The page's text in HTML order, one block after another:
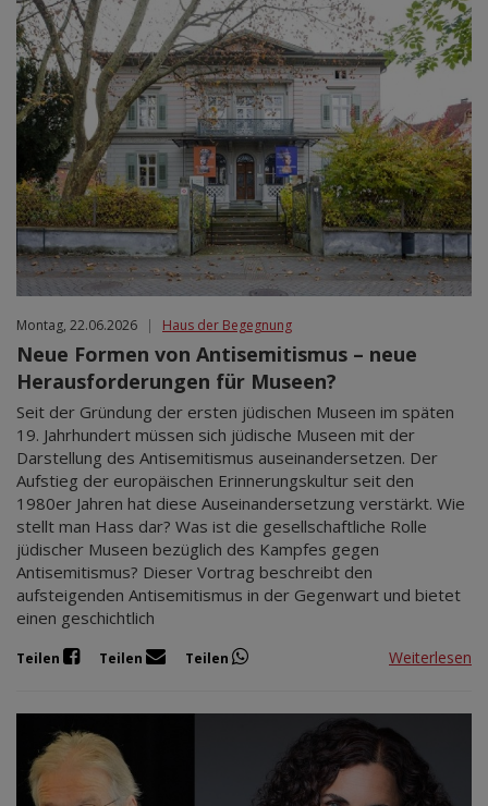
Montag, 22.06.2026 | Haus der Begegnung
Neue Formen von Antisemitismus – neue
Herausforderungen für Museen?
Seit der Gründung der ersten jüdischen Museen im späten
19. Jahrhundert müssen sich jüdische Museen mit der
Darstellung des Antisemitismus auseinandersetzen. Der
Aufstieg der europäischen Erinnerungskultur seit den
1980er Jahren hat diese Auseinandersetzung verstärkt. Wie
stellt man Hass dar? Was ist die gesellschaftliche Rolle
jüdischer Museen bezüglich des Kampfes gegen
Antisemitismus? Dieser Vortrag beschreibt den
aufsteigenden Antisemitismus in der Gegenwart und bietet
einen geschichtlich
Teilen Teilen Teilen Weiterlesen